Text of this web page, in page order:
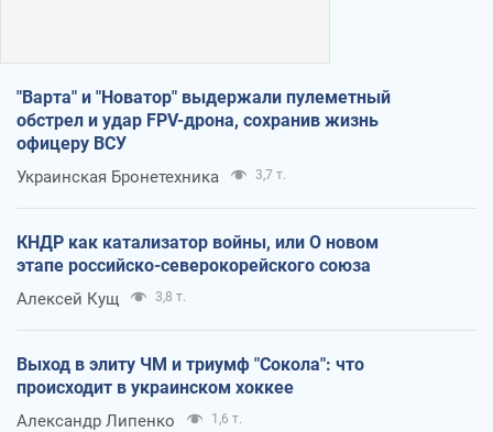
"Варта" и "Новатор" выдержали пулеметный
обстрел и удар FPV-дрона, сохранив жизнь
офицеру ВСУ
Украинская Бронетехника 3,7 т.
КНДР как катализатор войны, или О новом
этапе российско-северокорейского союза
Алексей Кущ 3,8 т.
Выход в элиту ЧМ и триумф "Сокола": что
происходит в украинском хоккее
Александр Липенко 1,6 т.